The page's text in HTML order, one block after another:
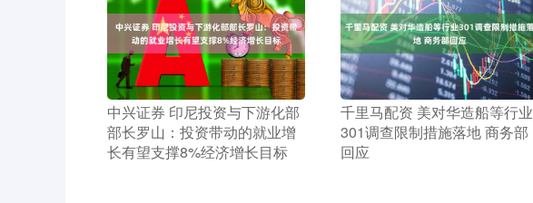
​中兴证券 印尼投资与下游化部
部长罗山：投资带动的就业增
长有望支撑8%经济增长目标
​千里马配资 美对华造船等行业
301调查限制措施落地 商务部
回应